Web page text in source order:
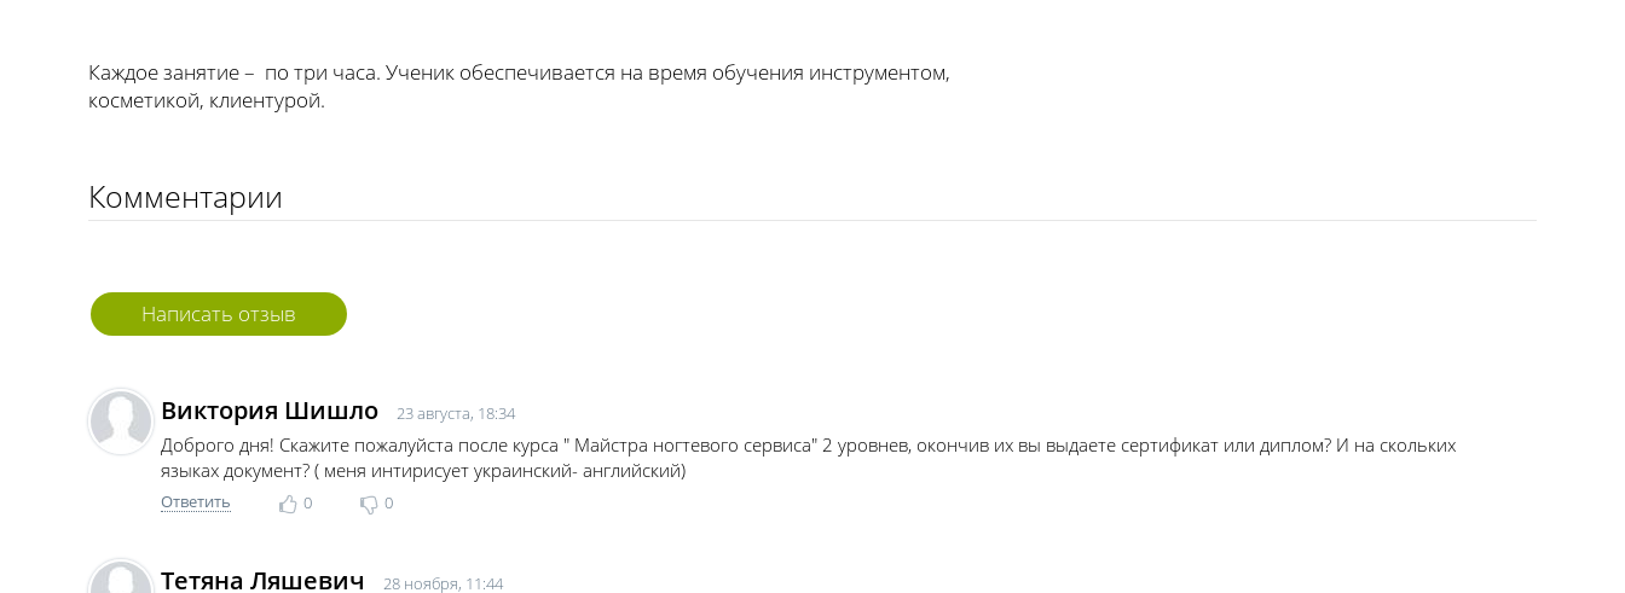
Каждое занятие – по три часа. Ученик обеспечивается на время обучения инструментом,
косметикой, клиентурой.
Комментарии
Написать отзыв
Виктория Шишло 23 августа, 18:34
Доброго дня! Скажите пожалуйста после курса " Майстра ногтевого сервиса" 2 уровнев, окончив их вы выдаете сертификат или диплом? И на скольких
языках документ? ( меня интирисует украинский- английский)
Ответить 0 0
Тетяна Ляшевич 28 ноября, 11:44